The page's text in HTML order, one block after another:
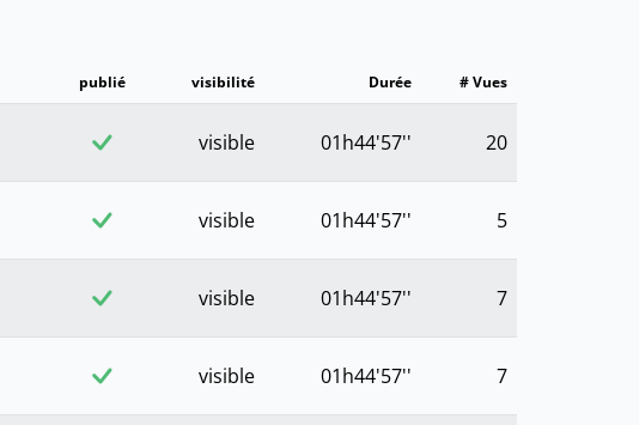
publié visibilité Durée # Vues
visible 01h44'57'' 20
visible 01h44'57'' 5
visible 01h44'57'' 7
visible 01h44'57'' 7